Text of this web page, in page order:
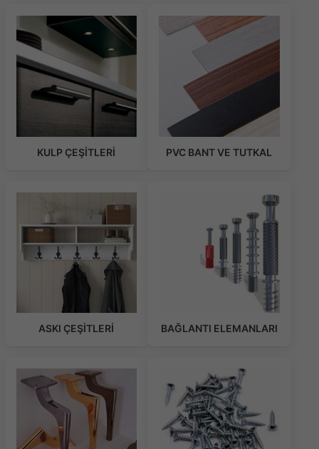
KULP ÇEŞİTLERİ PVC BANT VE TUTKAL
ASKI ÇEŞİTLERİ BAĞLANTI ELEMANLARI